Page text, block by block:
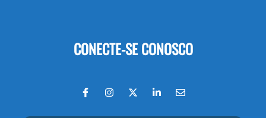
CONECTE-SE CONOSCO